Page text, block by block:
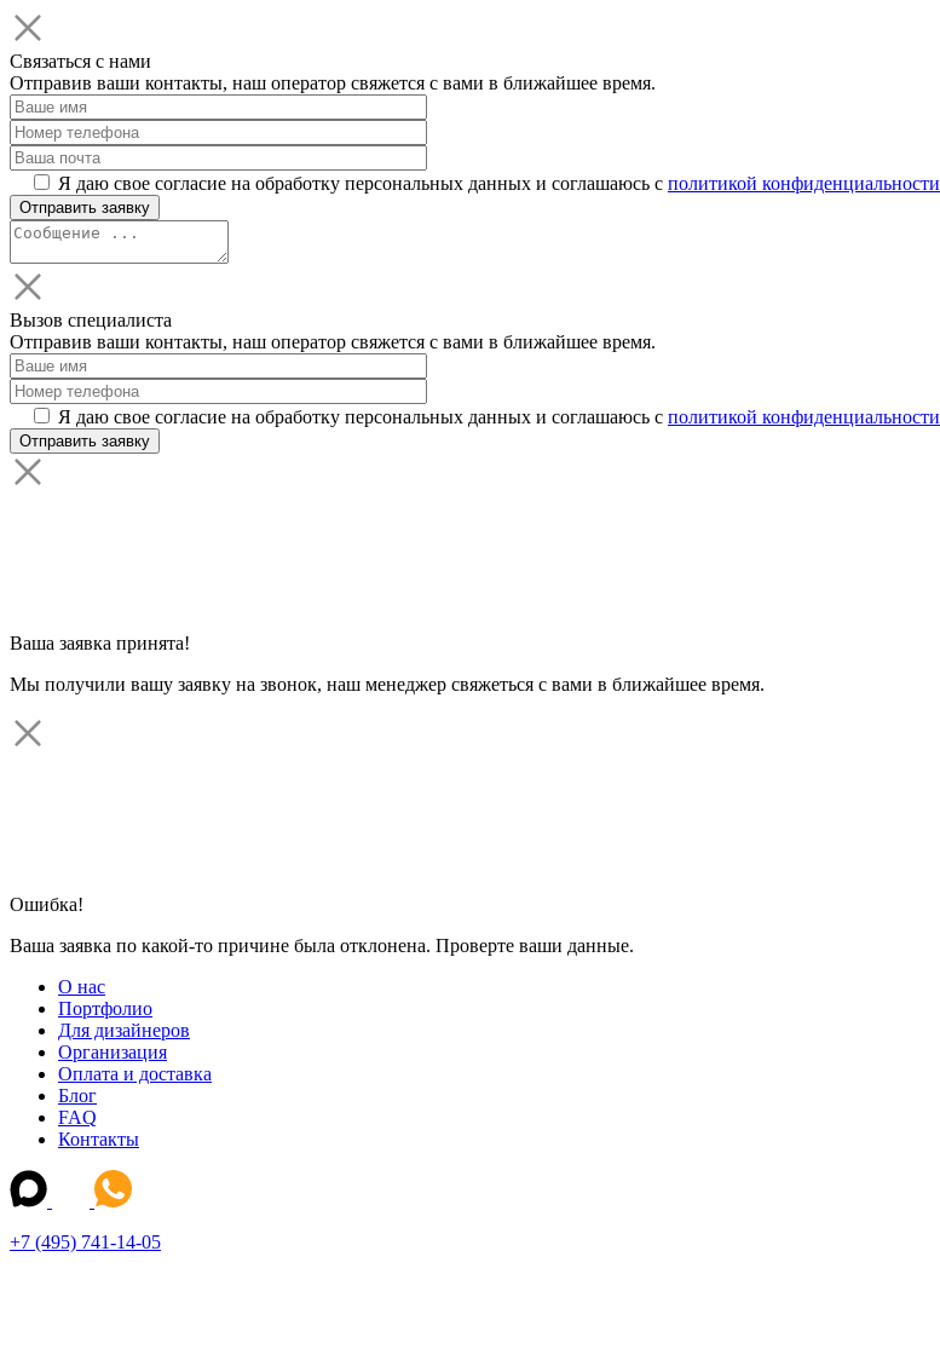
Связаться с нами
Отправив ваши контакты, наш оператор свяжется с вами в ближайшее время.
Я даю свое согласие на обработку персональных данных и соглашаюсь с политикой конфиденциальности
Вызов специалиста
Отправив ваши контакты, наш оператор свяжется с вами в ближайшее время.
Я даю свое согласие на обработку персональных данных и соглашаюсь с политикой конфиденциальности
Ваша заявка принята!
Мы получили вашу заявку на звонок, наш менеджер свяжеться с вами в ближайшее время.
Ошибка!
Ваша заявка по какой-то причине была отклонена. Проверте ваши данные.
О нас
Портфолио
Для дизайнеров
Организация
Оплата и доставка
Блог
FAQ
Контакты
+7 (495) 741-14-05